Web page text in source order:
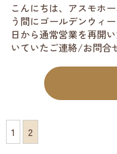
こんにちは、アスモホ
う間にゴールデンウィ
日から通常営業を再開
いていたご連絡/お問
1 2